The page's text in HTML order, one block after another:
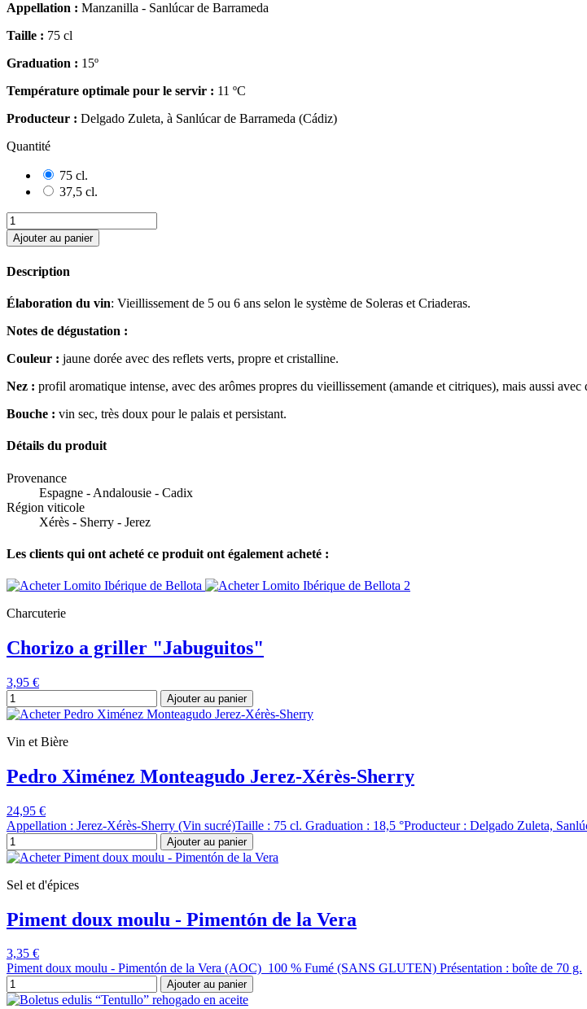
Appellation : Manzanilla - Sanlúcar de Barrameda
Taille : 75 cl
Graduation : 15º
Température optimale pour le servir : 11 ºC
Producteur : Delgado Zuleta, à Sanlúcar de Barrameda (Cádiz)
Quantité
75 cl.
37,5 cl.
Ajouter au panier
Description
Élaboration du vin: Vieillissement de 5 ou 6 ans selon le système de Soleras et Criaderas.
Notes de dégustation :
Couleur : jaune dorée avec des reflets verts, propre et cristalline.
Nez : profil aromatique intense, avec des arômes propres du vieillissement (amande et citriques), mais aussi
Bouche : vin sec, très doux pour le palais et persistant.
Détails du produit
Provenance
Espagne - Andalousie - Cadix
Région viticole
Xérès - Sherry - Jerez
Les clients qui ont acheté ce produit ont également acheté :
Charcuterie
Chorizo a griller "Jabuguitos"
3,95 €
Ajouter au panier
Vin et Bière
Pedro Ximénez Monteagudo Jerez-Xérès-Sherry
24,95 €
Appellation : Jerez-Xérès-Sherry (Vin sucré)Taille : 75 cl. Graduation : 18,5 °Producteur : Delgado Zuleta,
Ajouter au panier
Sel et d'épices
Piment doux moulu - Pimentón de la Vera
3,35 €
Piment doux moulu - Pimentón de la Vera (AOC) 100 % Fumé (SANS GLUTEN) Présentation : boîte de 70 g.
Ajouter au panier